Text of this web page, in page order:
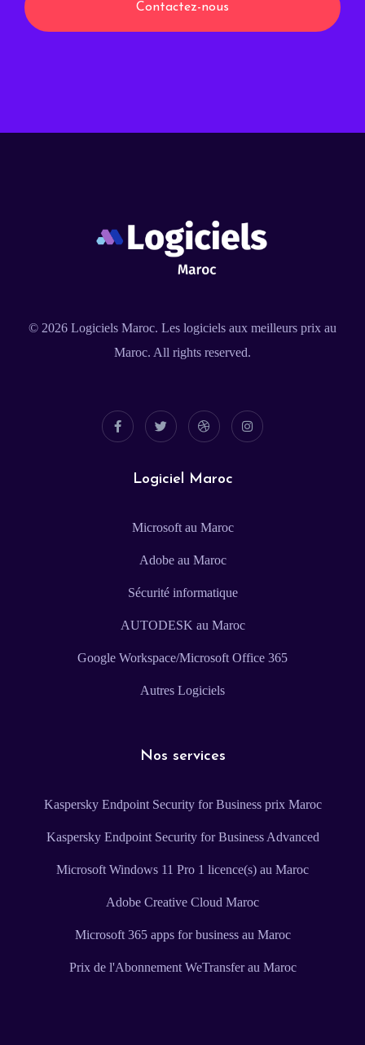
Contactez-nous
© 2026 Logiciels Maroc. Les logiciels aux meilleurs prix au
Maroc. All rights reserved.
Logiciel Maroc
Microsoft au Maroc
Adobe au Maroc
Sécurité informatique
AUTODESK au Maroc
Google Workspace/Microsoft Office 365
Autres Logiciels
Nos services
Kaspersky Endpoint Security for Business prix Maroc
Kaspersky Endpoint Security for Business Advanced
Microsoft Windows 11 Pro 1 licence(s) au Maroc
Adobe Creative Cloud Maroc
Microsoft 365 apps for business au Maroc
Prix de l'Abonnement WeTransfer au Maroc